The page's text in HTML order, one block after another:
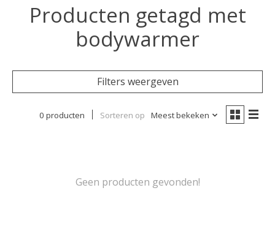
Producten getagd met
bodywarmer
Filters weergeven
0 producten Sorteren op Meest bekeken
Geen producten gevonden!